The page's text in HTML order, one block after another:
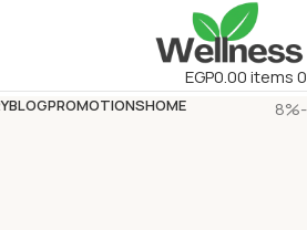
0
items
EGP0.00
HOME
PROMOTIONS
BLOG -8%